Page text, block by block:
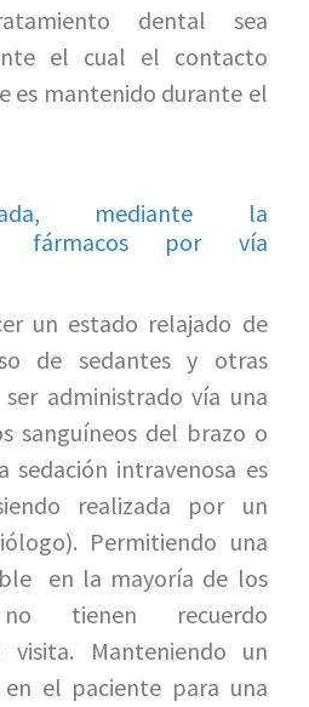
dental sea
el cual el contacto
es mantenido durante el
mediante la
fármacos por vía
un estado relajado de
de sedantes y otras
ser administrado vía una
sanguíneos del brazo o
sedación intravenosa es
realizada por un
Permitiendo una
en la mayoría de los
tienen recuerdo
visita. Manteniendo un
el paciente para una